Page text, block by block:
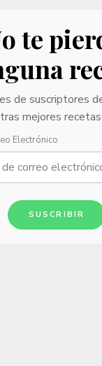
te
de suscriptores
mejores recetas
Electrónico
SUSCRIBIR